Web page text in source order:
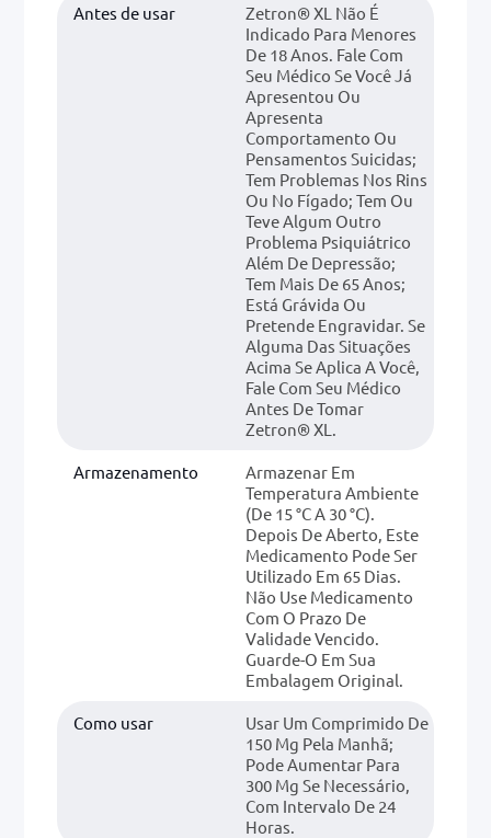
Antes de usar
Zetron® XL Não É
Indicado Para Menores
De 18 Anos. Fale Com
Seu Médico Se Você Já
Apresentou Ou
Apresenta
Comportamento Ou
Pensamentos Suicidas;
Tem Problemas Nos Rins
Ou No Fígado; Tem Ou
Teve Algum Outro
Problema Psiquiátrico
Além De Depressão;
Tem Mais De 65 Anos;
Está Grávida Ou
Pretende Engravidar. Se
Alguma Das Situações
Acima Se Aplica A Você,
Fale Com Seu Médico
Antes De Tomar
Zetron® XL.
Armazenamento
Armazenar Em
Temperatura Ambiente
(de 15 °C A 30 °C).
Depois De Aberto, Este
Medicamento Pode Ser
Utilizado Em 65 Dias.
Não Use Medicamento
Com O Prazo De
Validade Vencido.
Guarde-O Em Sua
Embalagem Original.
Como usar
Usar Um Comprimido De
150 Mg Pela Manhã;
Pode Aumentar Para
300 Mg Se Necessário,
Com Intervalo De 24
Horas.